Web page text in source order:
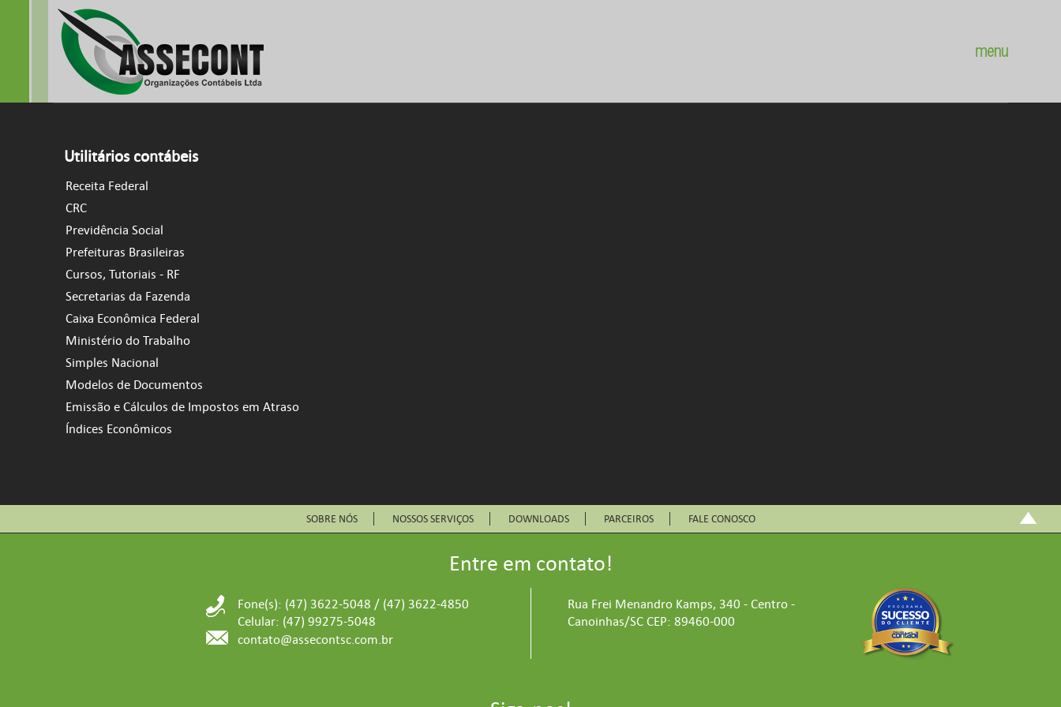
Utilitários contábeis
Receita Federal
CRC
Previdência Social
Prefeituras Brasileiras
Cursos, Tutoriais - RF
Secretarias da Fazenda
Caixa Econômica Federal
Ministério do Trabalho
Simples Nacional
Modelos de Documentos
Emissão e Cálculos de Impostos em Atraso
Índices Econômicos
SOBRE NÓS NOSSOS SERVIÇOS DOWNLOADS PARCEIROS FALE CONOSCO
Entre em contato!
Fone(s): (47) 3622-5048 / (47) 3622-4850
Celular: (47) 99275-5048
contato@assecontsc.com.br
Rua Frei Menandro Kamps, 340 - Centro -
Canoinhas/SC CEP: 89460-000